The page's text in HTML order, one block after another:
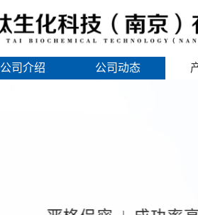
公司介绍 公司动态